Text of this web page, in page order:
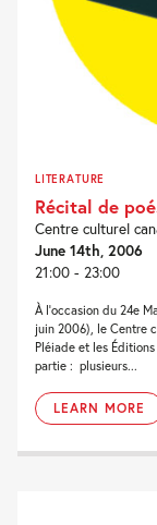
LITERATURE
Récital de
Centre culturel
June 14th, 2006
21:00 - 23:00
À l’occasion du 24e
juin 2006), le Centre
Pléiade et les
partie : plusieurs...
LEARN MORE